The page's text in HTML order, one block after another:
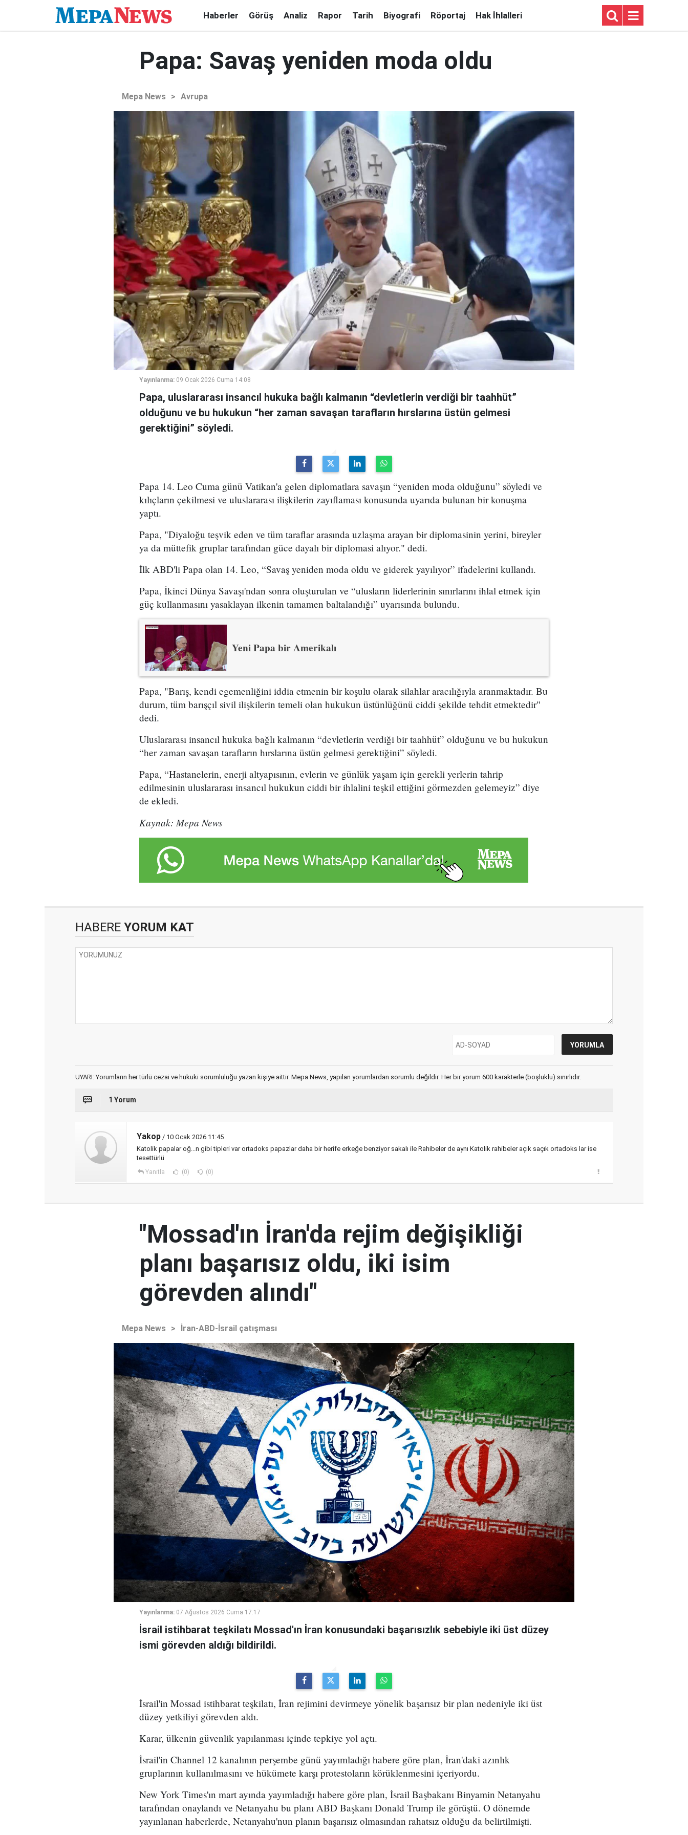
Haberler Görüş Analiz Rapor Tarih Biyografi Röportaj Hak İhlalleri
Papa: Savaş yeniden moda oldu
Mepa News > Avrupa
Yayınlanma: 09 Ocak 2026 Cuma 14:08
Papa, uluslararası insancıl hukuka bağlı kalmanın “devletlerin verdiği bir taahhüt”
olduğunu ve bu hukukun “her zaman savaşan tarafların hırslarına üstün gelmesi
gerektiğini” söyledi.
Papa 14. Leo Cuma günü Vatikan'a gelen diplomatlara savaşın “yeniden moda olduğunu” söyledi ve
kılıçların çekilmesi ve uluslararası ilişkilerin zayıflaması konusunda uyarıda bulunan bir konuşma
yaptı.
Papa, "Diyaloğu teşvik eden ve tüm taraflar arasında uzlaşma arayan bir diplomasinin yerini, bireyler
ya da müttefik gruplar tarafından güce dayalı bir diplomasi alıyor." dedi.
İlk ABD'li Papa olan 14. Leo, “Savaş yeniden moda oldu ve giderek yayılıyor” ifadelerini kullandı.
Papa, İkinci Dünya Savaşı'ndan sonra oluşturulan ve “ulusların liderlerinin sınırlarını ihlal etmek için
güç kullanmasını yasaklayan ilkenin tamamen baltalandığı” uyarısında bulundu.
Yeni Papa bir Amerikalı
Papa, "Barış, kendi egemenliğini iddia etmenin bir koşulu olarak silahlar aracılığıyla aranmaktadır. Bu
durum, tüm barışçıl sivil ilişkilerin temeli olan hukukun üstünlüğünü ciddi şekilde tehdit etmektedir"
dedi.
Uluslararası insancıl hukuka bağlı kalmanın “devletlerin verdiği bir taahhüt” olduğunu ve bu hukukun
“her zaman savaşan tarafların hırslarına üstün gelmesi gerektiğini” söyledi.
Papa, “Hastanelerin, enerji altyapısının, evlerin ve günlük yaşam için gerekli yerlerin tahrip
edilmesinin uluslararası insancıl hukukun ciddi bir ihlalini teşkil ettiğini görmezden gelemeyiz” diye
de ekledi.
Kaynak: Mepa News
HABERE YORUM KAT
UYARI: Yorumların her türlü cezai ve hukuki sorumluluğu yazan kişiye aittir. Mepa News, yapılan yorumlardan sorumlu değildir. Her bir yorum 600 karakterle (boşluklu) sınırlıdır.
1 Yorum
Yakop / 10 Ocak 2026 11:45
Katolik papalar oğ...n gibi tipleri var ortadoks papazlar daha bir herife erkeğe benziyor sakalı ile Rahibeler de aynı Katolik rahibeler açık saçık ortadoks lar ise
tesettürlü
Yanıtla (0) (0)
"Mossad'ın İran'da rejim değişikliği
planı başarısız oldu, iki isim
görevden alındı"
Mepa News > İran-ABD-İsrail çatışması
Yayınlanma: 07 Ağustos 2026 Cuma 17:17
İsrail istihbarat teşkilatı Mossad'ın İran konusundaki başarısızlık sebebiyle iki üst düzey
ismi görevden aldığı bildirildi.
İsrail'in Mossad istihbarat teşkilatı, İran rejimini devirmeye yönelik başarısız bir plan nedeniyle iki üst
düzey yetkiliyi görevden aldı.
Karar, ülkenin güvenlik yapılanması içinde tepkiye yol açtı.
İsrail'in Channel 12 kanalının perşembe günü yayımladığı habere göre plan, İran'daki azınlık
gruplarının kullanılmasını ve hükümete karşı protestoların körüklenmesini içeriyordu.
New York Times'ın mart ayında yayımladığı habere göre plan, İsrail Başbakanı Binyamin Netanyahu
tarafından onaylandı ve Netanyahu bu planı ABD Başkanı Donald Trump ile görüştü. O dönemde
yayınlanan haberlerde, Netanyahu'nun planın başarısız olmasından rahatsız olduğu da belirtilmişti.